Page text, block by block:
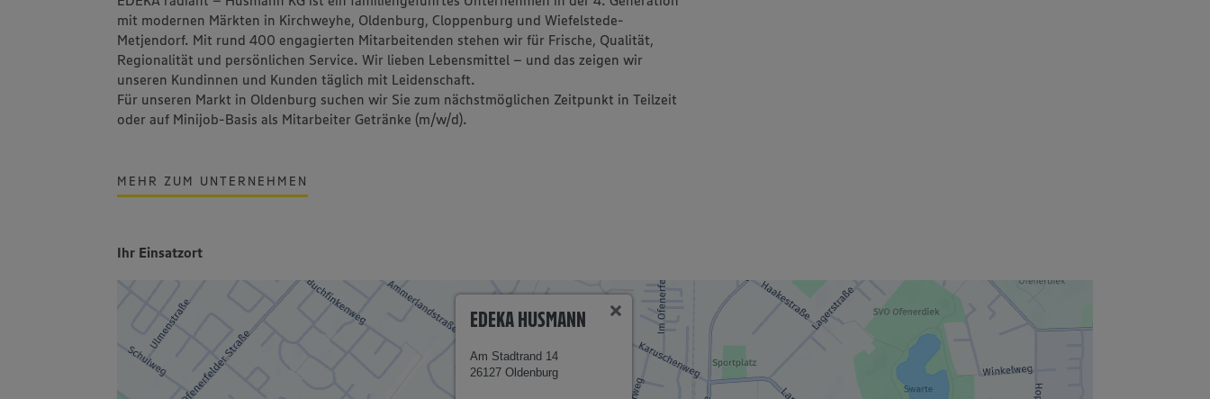
mit modernen Märkten in Kirchweyhe, Oldenburg, Cloppenburg und Wiefelstede-
Metjendorf. Mit rund 400 engagierten Mitarbeitenden stehen wir für Frische, Qualität,
Regionalität und persönlichen Service. Wir lieben Lebensmittel – und das zeigen wir
unseren Kundinnen und Kunden täglich mit Leidenschaft.
Für unseren Markt in Oldenburg suchen wir Sie zum nächstmöglichen Zeitpunkt in Teilzeit
oder auf Minijob-Basis als Mitarbeiter Getränke (m/w/d).
MEHR ZUM UNTERNEHMEN
Ihr Einsatzort
EDEKA HUSMANN
Am Stadtrand 14
26127 Oldenburg